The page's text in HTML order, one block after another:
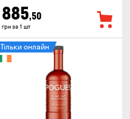
885,50
грн за 1 шт
Тільки онлайн